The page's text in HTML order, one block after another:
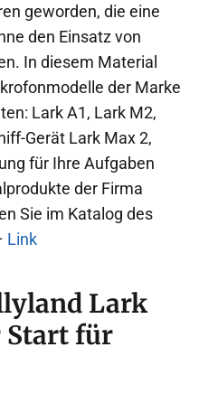
geworden, die eine
den Einsatz von
In diesem Material
der Marke
Lark A1, Lark M2,
Gerät Lark Max 2,
für Ihre Aufgaben
der Firma
Sie im Katalog des
Link
Lark
Start für